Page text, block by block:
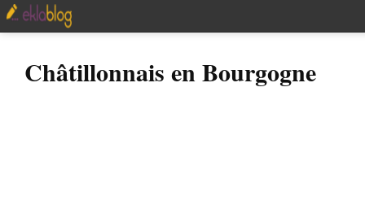
Châtillonnais en Bourgogne